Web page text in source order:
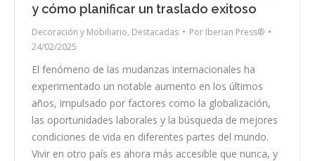
y cómo planificar un traslado exitoso
Decoración y Mobiliario, Destacadas Por Iberian Press®
24/02/2025
El fenómeno de las mudanzas internacionales ha
experimentado un notable aumento en los últimos
años, impulsado por factores como la globalización,
las oportunidades laborales y la búsqueda de mejores
condiciones de vida en diferentes partes del mundo.
Vivir en otro país es ahora más accesible que nunca, y